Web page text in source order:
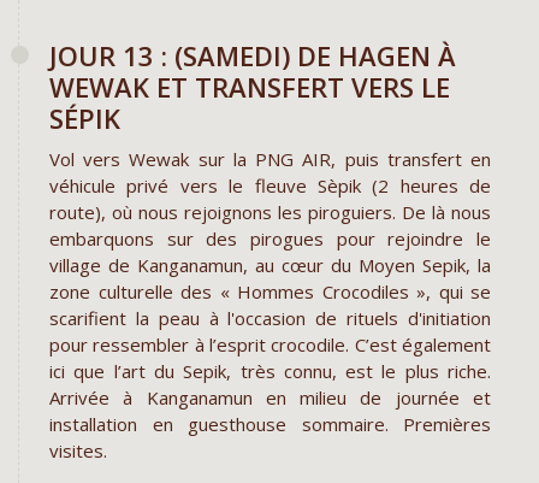
JOUR 13 : (SAMEDI) DE HAGEN À
WEWAK ET TRANSFERT VERS LE
SÉPIK
Vol vers Wewak sur la PNG AIR, puis transfert en
véhicule privé vers le fleuve Sèpik (2 heures de
route), où nous rejoignons les piroguiers. De là nous
embarquons sur des pirogues pour rejoindre le
village de Kanganamun, au cœur du Moyen Sepik, la
zone culturelle des « Hommes Crocodiles », qui se
scarifient la peau à l'occasion de rituels d'initiation
pour ressembler à l’esprit crocodile. C’est également
ici que l’art du Sepik, très connu, est le plus riche.
Arrivée à Kanganamun en milieu de journée et
installation en guesthouse sommaire. Premières
visites.